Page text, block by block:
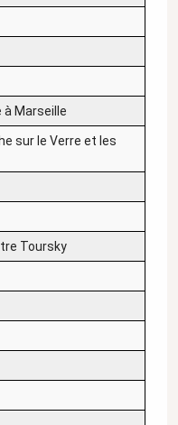
à Marseille
sur le Verre et les
Toursky